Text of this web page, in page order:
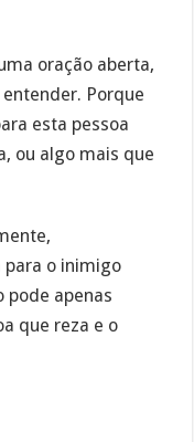
oração aberta,
Porque
esta pessoa
ou algo mais que
para o inimigo
pode apenas
que reza e o